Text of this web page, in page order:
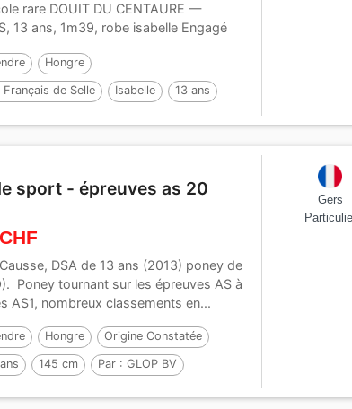
rare DOUIT DU CENTAURE —
13 ans, 1m39, robe isabelle Engagé
Hongre
Français de Selle Isabelle 13 ans
sport - épreuves as 20
DSA de 13 ans (2013) poney de
Poney tournant sur les épreuves AS à
AS1, nombreux classements en...
Hongre Origine Constatée
145 cm Par :GLOP BV
Gers